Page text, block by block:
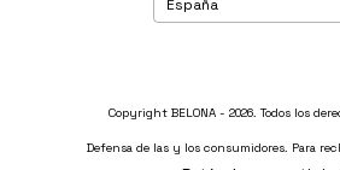
Copyright BELONA - 2026. Todos los
Defensa de las y los consumidores. Para